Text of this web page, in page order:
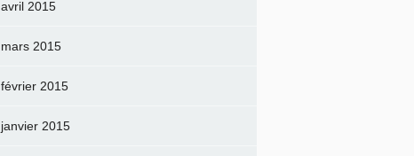
avril 2015
mars 2015
février 2015
janvier 2015